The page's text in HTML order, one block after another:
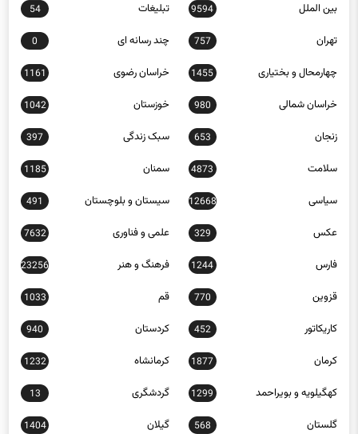
بین الملل 9594 تبلیغات 54
تهران 757 چند رسانه ای 0
چهارمحال و بختیاری 1455 خراسان رضوی 1161
خراسان شمالی 980 خوزستان 1042
زنجان 653 سبک زندگی 397
سلامت 4873 سمنان 1185
سیاسی 12668 سیستان و بلوچستان 491
عکس 329 علمی و فناوری 7632
فارس 1244 فرهنگ و هنر 23256
قزوین 770 قم 1033
کاریکاتور 452 کردستان 940
کرمان 1877 کرمانشاه 1232
کهگیلویه و بویراحمد 1299 گردشگری 13
گلستان 568 گیلان 1404